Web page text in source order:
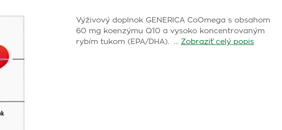
Výživový doplnok GENERICA CoOmega s obsahom
60 mg koenzýmu Q10 a vysoko koncentrovaným
rybím tukom (EPA/DHA). … Zobraziť celý popis